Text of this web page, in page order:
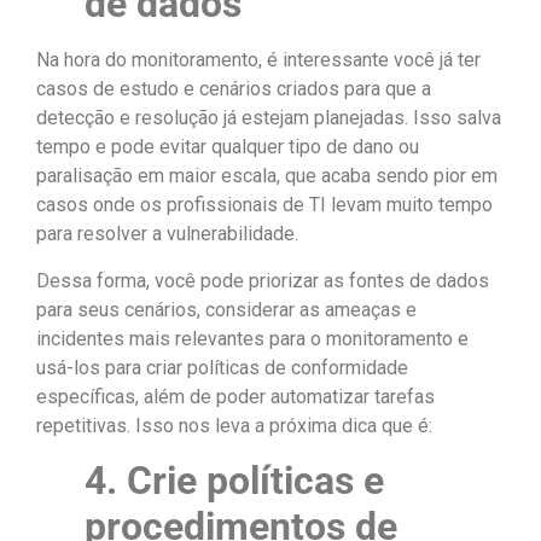
Na hora do monitoramento, é interessante você já ter
casos de estudo e cenários criados para que a
detecção e resolução já estejam planejadas. Isso salva
tempo e pode evitar qualquer tipo de dano ou
paralisação em maior escala, que acaba sendo pior em
casos onde os profissionais de TI levam muito tempo
para resolver a vulnerabilidade.
Dessa forma, você pode priorizar as fontes de dados
para seus cenários, considerar as ameaças e
incidentes mais relevantes para o monitoramento e
usá-los para criar políticas de conformidade
específicas, além de poder automatizar tarefas
repetitivas. Isso nos leva a próxima dica que é:
4. Crie políticas e
procedimentos de